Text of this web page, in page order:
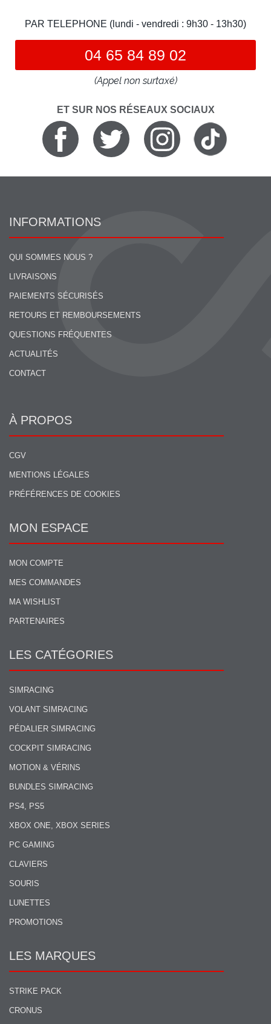
PAR TELEPHONE (lundi - vendredi : 9h30 - 13h30)
04 65 84 89 02
(Appel non surtaxé)
ET SUR NOS RÉSEAUX SOCIAUX
INFORMATIONS
QUI SOMMES NOUS ?
LIVRAISONS
PAIEMENTS SÉCURISÉS
RETOURS ET REMBOURSEMENTS
QUESTIONS FRÉQUENTES
ACTUALITÉS
CONTACT
À PROPOS
CGV
MENTIONS LÉGALES
PRÉFÉRENCES DE COOKIES
MON ESPACE
MON COMPTE
MES COMMANDES
MA WISHLIST
PARTENAIRES
LES CATÉGORIES
SIMRACING
VOLANT SIMRACING
PÉDALIER SIMRACING
COCKPIT SIMRACING
MOTION & VÉRINS
BUNDLES SIMRACING
PS4, PS5
XBOX ONE, XBOX SERIES
PC GAMING
CLAVIERS
SOURIS
LUNETTES
PROMOTIONS
LES MARQUES
STRIKE PACK
CRONUS